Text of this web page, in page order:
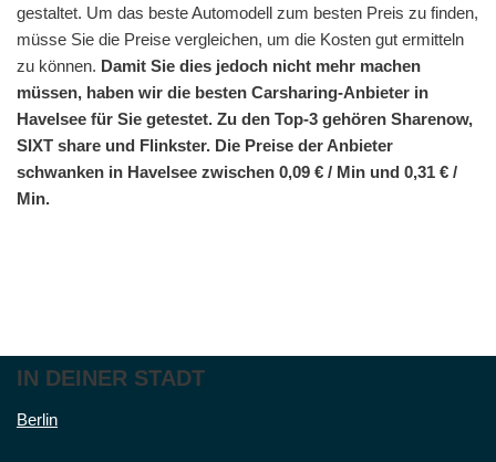
gestaltet. Um das beste Automodell zum besten Preis zu finden,
müsse Sie die Preise vergleichen, um die Kosten gut ermitteln
zu können. Damit Sie dies jedoch nicht mehr machen
müssen, haben wir die besten Carsharing-Anbieter in
Havelsee für Sie getestet. Zu den Top-3 gehören Sharenow,
SIXT share und Flinkster. Die Preise der Anbieter
schwanken in Havelsee zwischen 0,09 € / Min und 0,31 € /
Min.
IN DEINER STADT
Berlin